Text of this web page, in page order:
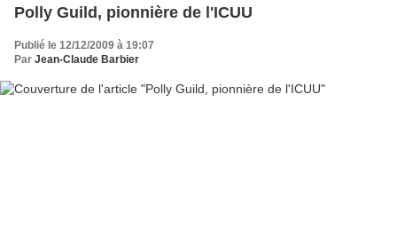
Polly Guild, pionnière de l'ICUU
Publié le 12/12/2009 à 19:07
Par Jean-Claude Barbier